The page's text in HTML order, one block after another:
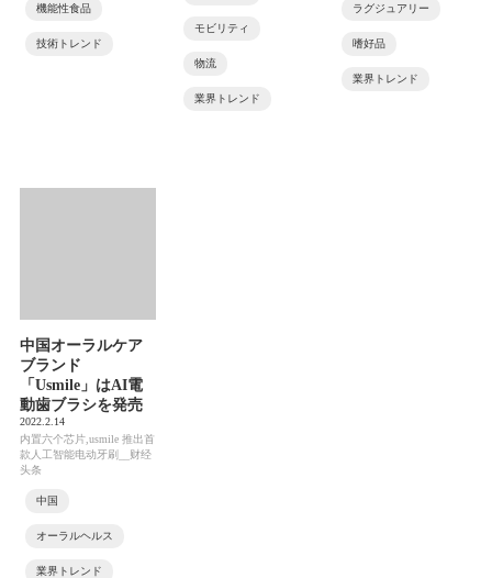
機能性食品
技術トレンド
モビリティ
物流
業界トレンド
ラグジュアリー
嗜好品
業界トレンド
中国オーラルケア
ブランド
「Usmile」はAI電
動歯ブラシを発売
2022.2.14
内置六个芯片,usmile 推出首
款人工智能电动牙刷__财经
头条
中国
オーラルヘルス
業界トレンド